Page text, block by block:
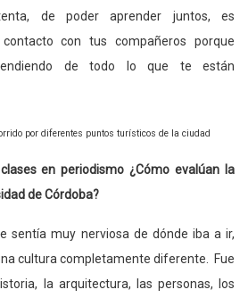
de poder aprender juntos, es
con tus compañeros porque
de todo lo que te están
por diferentes puntos turísticos de la ciudad
en periodismo ¿Cómo evalúan la
de Córdoba?
sentía muy nerviosa de dónde iba a ir,
cultura completamente diferente. Fue
la arquitectura, las personas, los